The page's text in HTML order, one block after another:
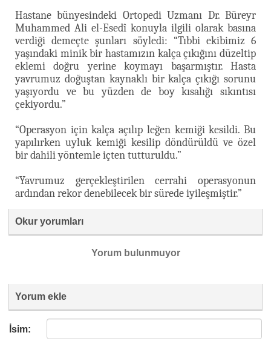
Hastane bünyesindeki Ortopedi Uzmanı Dr. Büreyr
Muhammed Ali el-Esedî konuyla ilgili olarak basına
verdiği demeçte şunları söyledi: “Tıbbi ekibimiz 6
yaşındaki minik bir hastamızın kalça çıkığını düzeltip
eklemi doğru yerine koymayı başarmıştır. Hasta
yavrumuz doğuştan kaynaklı bir kalça çıkığı sorunu
yaşıyordu ve bu yüzden de boy kısalığı sıkıntısı
çekiyordu.”
“Operasyon için kalça açılıp leğen kemiği kesildi. Bu
yapılırken uyluk kemiği kesilip döndürüldü ve özel
bir dahili yöntemle içten tutturuldu.”
“Yavrumuz gerçekleştirilen cerrahi operasyonun
ardından rekor denebilecek bir sürede iyileşmiştir.”
Okur yorumları
Yorum bulunmuyor
Yorum ekle
İsim: